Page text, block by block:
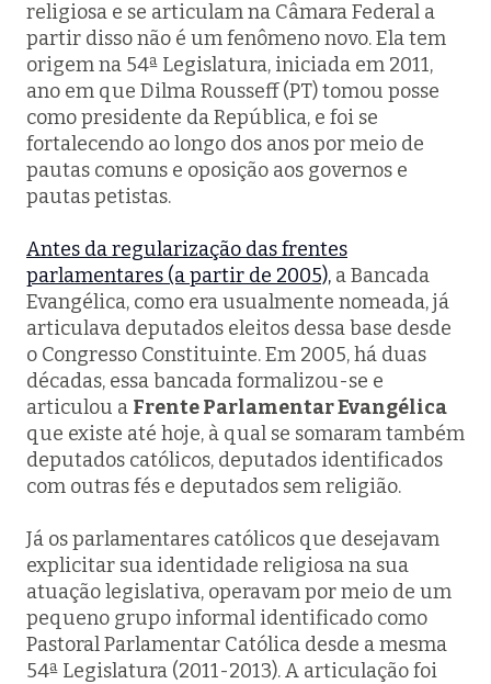
religiosa e se articulam na Câmara Federal a
partir disso não é um fenômeno novo. Ela tem
origem na 54ª Legislatura, iniciada em 2011,
ano em que Dilma Rousseff (PT) tomou posse
como presidente da República, e foi se
fortalecendo ao longo dos anos por meio de
pautas comuns e oposição aos governos e
pautas petistas.
Antes da regularização das frentes
parlamentares (a partir de 2005), aBancada
Evangélica, como era usualmente nomeada, já
articulava deputados eleitos dessa base desde
o Congresso Constituinte. Em 2005, há duas
décadas, essa bancada formalizou-se e
articulou a Frente Parlamentar Evangélica
que existe até hoje, à qual se somaram também
deputados católicos, deputados identificados
com outras fés e deputados sem religião.
Já os parlamentares católicos que desejavam
explicitar sua identidade religiosa na sua
atuação legislativa, operavam por meio de um
pequeno grupo informal identificado como
Pastoral Parlamentar Católica desde a mesma
54ª Legislatura (2011-2013). A articulação foi